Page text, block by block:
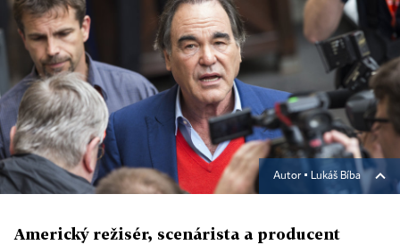
Autor ▪ Lukáš Bíba
Americký režisér, scenárista a producent